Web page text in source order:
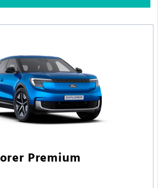
Premium